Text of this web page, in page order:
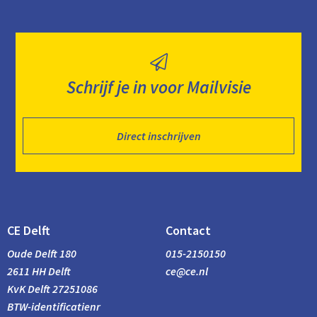
Schrijf je in voor Mailvisie
Direct inschrijven
CE Delft
Oude Delft 180
2611 HH Delft
KvK Delft 27251086
BTW-identificatienr
Contact
015-2150150
ce@ce.nl